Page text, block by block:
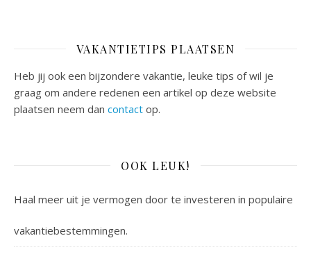
VAKANTIETIPS PLAATSEN
Heb jij ook een bijzondere vakantie, leuke tips of wil je
graag om andere redenen een artikel op deze website
plaatsen neem dan contact op.
OOK LEUK!
Haal meer uit je vermogen door te investeren in populaire
vakantiebestemmingen.